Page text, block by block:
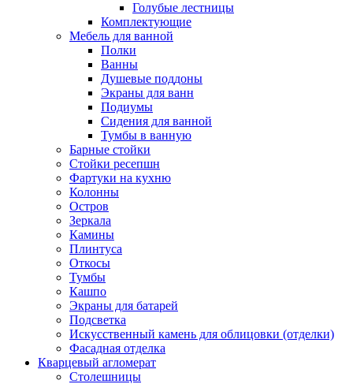
Голубые лестницы
Комплектующие
Мебель для ванной
Полки
Ванны
Душевые поддоны
Экраны для ванн
Подиумы
Сидения для ванной
Тумбы в ванную
Барные стойки
Стойки ресепшн
Фартуки на кухню
Колонны
Остров
Зеркала
Камины
Плинтуса
Откосы
Тумбы
Кашпо
Экраны для батарей
Подсветка
Искусственный камень для облицовки (отделки)
Фасадная отделка
Кварцевый агломерат
Столешницы